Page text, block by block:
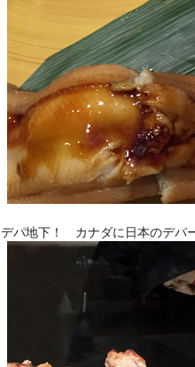
デパ地下！ カナダに日本のデパ